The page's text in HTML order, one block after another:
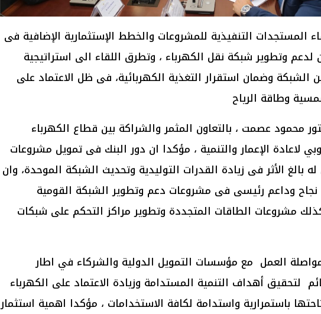
المستجدات التنفيذية للمشروعات والخطط الإستثمارية الإضافية فى
لدعم وتطوير شبكة نقل الكهرباء ، وتطرق اللقاء الى استراتيجية
الشبكة وضمان استقرار التغذية الكهربائية، فى ظل الاعتماد على
وطاقة الرياح
محمود عصمت ، بالتعاون المثمر والشراكة بين قطاع الكهرباء
لاعادة الإعمار والتنمية ، مؤكدا ان دور البنك فى تمويل مشروعات
بالغ الأثر فى زيادة القدرات التوليدية وتحديث الشبكة الموحدة، وان
نجاح وداعم رئيسى فى مشروعات دعم وتطوير الشبكة القومية
مشروعات الطاقات المتجددة وتطوير مراكز التحكم على شبكات
العمل مع مؤسسات التمويل الدولية والشركاء في اطار
لتحقيق أهداف التنمية المستدامة وزيادة الاعتماد على الكهرباء
باستمرارية واستدامة لكافة الاستخدامات ، مؤكدا اهمية استثمار